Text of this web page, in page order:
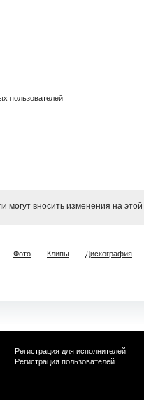
пользователей
могут вносить изменения на
Фото Клипы Дискография
Регистрация для исполнителей
Регистрация пользователей